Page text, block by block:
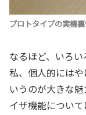
プロトタイプの実機
なるほど、いろ
私、個人的には
いうのが大きな
イザ機能につい